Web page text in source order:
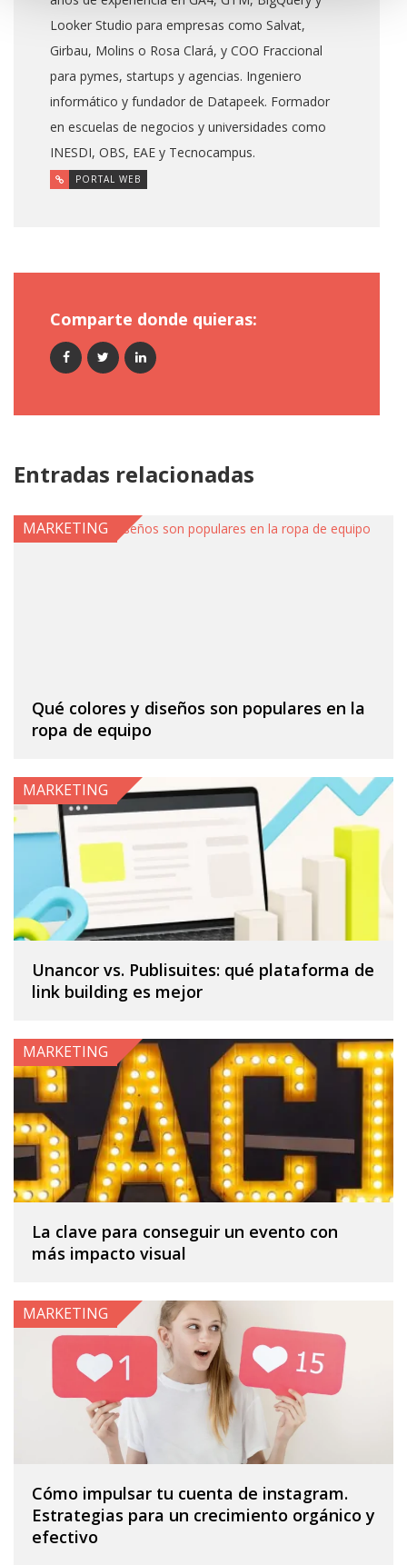
Looker Studio para empresas como Salvat,
Girbau, Molins o Rosa Clará, y COO Fraccional
para pymes, startups y agencias. Ingeniero
informático y fundador de Datapeek. Formador
en escuelas de negocios y universidades como
INESDI, OBS, EAE y Tecnocampus.
PORTAL WEB
Comparte donde quieras:
Entradas relacionadas
Qué colores y diseños son populares en la
ropa de equipo
MARKETING
Unancor vs. Publisuites: qué plataforma de
link building es mejor
MARKETING
La clave para conseguir un evento con
más impacto visual
MARKETING
Cómo impulsar tu cuenta de instagram.
Estrategias para un crecimiento orgánico y
efectivo
MARKETING